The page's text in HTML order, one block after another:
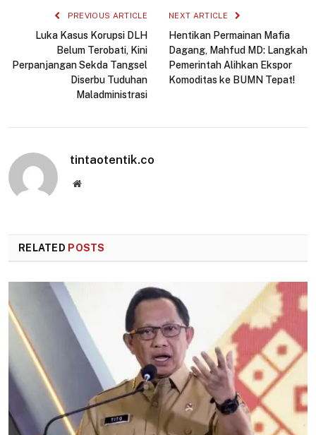
PREVIOUS ARTICLE
Luka Kasus Korupsi DLH
Belum Terobati, Kini
Perpanjangan Sekda Tangsel
Diserbu Tuduhan
Maladministrasi
NEXT ARTICLE
Hentikan Permainan Mafia
Dagang, Mahfud MD: Langkah
Pemerintah Alihkan Ekspor
Komoditas ke BUMN Tepat!
tintaotentik.co
Website
RELATED POSTS